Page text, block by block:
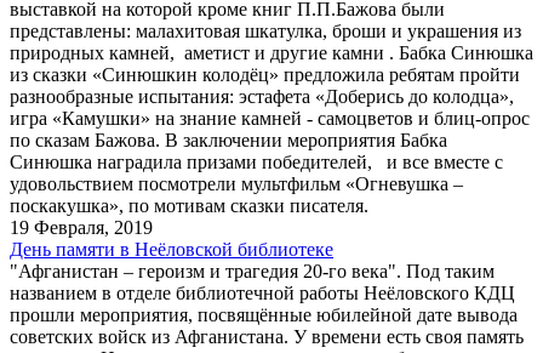
выставкой на которой кроме книг П.П.Бажова были
представлены: малахитовая шкатулка, броши и украшения из
природных камней, аметист и другие камни . Бабка Синюшка
из сказки «Синюшкин колодёц» предложила ребятам пройти
разнообразные испытания: эстафета «Доберись до колодца»,
игра «Камушки» на знание камней - самоцветов и блиц-опрос
по сказам Бажова. В заключении мероприятия Бабка
Синюшка наградила призами победителей, и все вместе с
удовольствием посмотрели мультфильм «Огневушка –
поскакушка», по мотивам сказки писателя.
19 Февраля, 2019
День памяти в Неёловской библиотеке
"Афганистан – героизм и трагедия 20-го века". Под таким
названием в отделе библиотечной работы Неёловского КДЦ
прошли мероприятия, посвящённые юбилейной дате вывода
советских войск из Афганистана. У времени есть своя память